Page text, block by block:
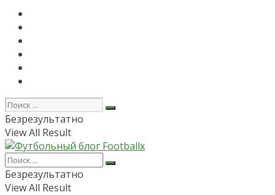
Безрезультатно
View All Result
Безрезультатно
View All Result